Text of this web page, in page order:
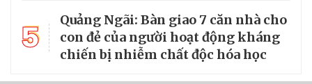
5
Quảng Ngãi: Bàn giao 7 căn nhà cho
con đẻ của người hoạt động kháng
chiến bị nhiễm chất độc hóa học